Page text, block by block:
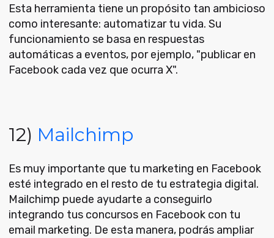
Esta herramienta tiene un propósito tan ambicioso
como interesante: automatizar tu vida. Su
funcionamiento se basa en respuestas
automáticas a eventos, por ejemplo, "publicar en
Facebook cada vez que ocurra X".
12) Mailchimp
Es muy importante que tu marketing en Facebook
esté integrado en el resto de tu estrategia digital.
Mailchimp puede ayudarte a conseguirlo
integrando tus concursos en Facebook con tu
email marketing. De esta manera, podrás ampliar